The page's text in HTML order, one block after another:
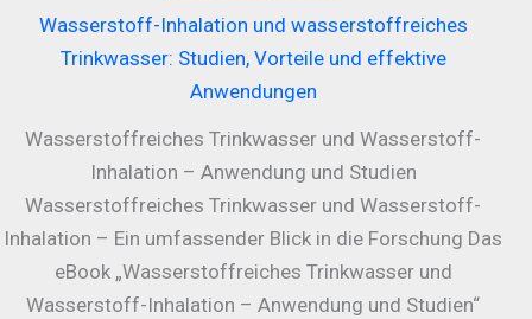
Wasserstoff-Inhalation und wasserstoffreiches
Trinkwasser: Studien, Vorteile und effektive
Anwendungen
Wasserstoffreiches Trinkwasser und Wasserstoff-
Inhalation – Anwendung und Studien
Wasserstoffreiches Trinkwasser und Wasserstoff-
Inhalation – Ein umfassender Blick in die Forschung Das
eBook „Wasserstoffreiches Trinkwasser und
Wasserstoff-Inhalation – Anwendung und Studien“